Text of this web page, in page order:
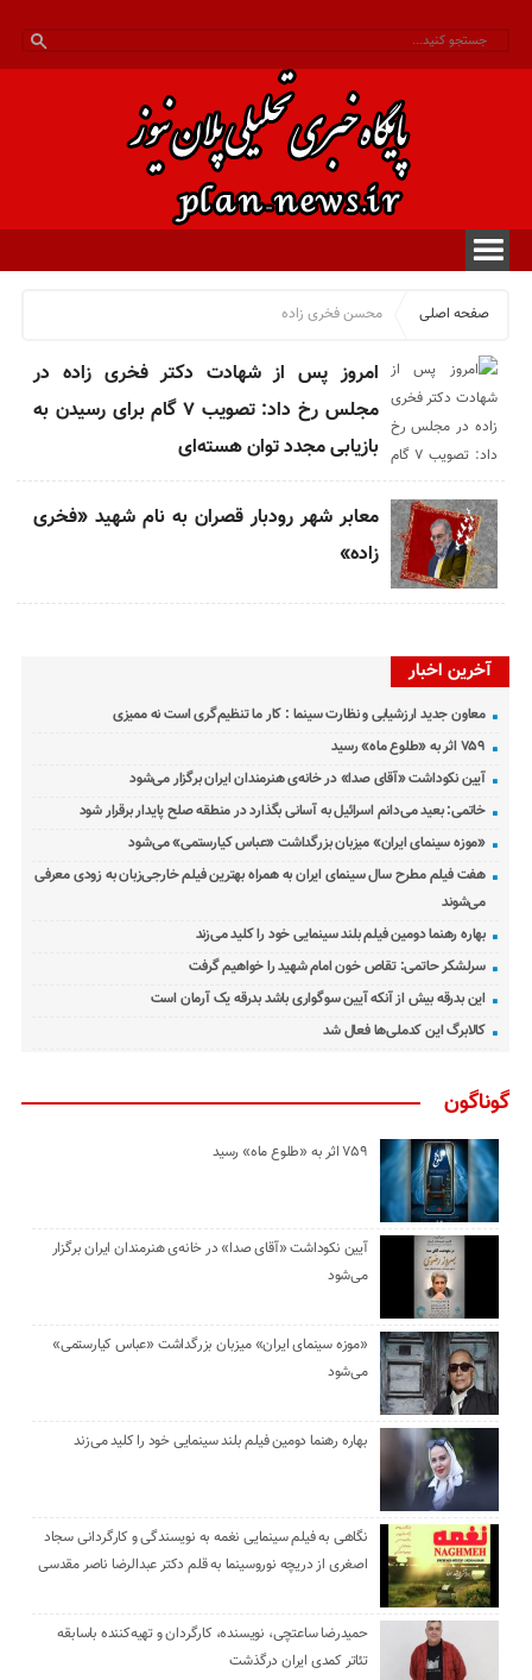
صفحه اصلی محسن فخری زاده
امروز پس از شهادت دکتر فخری زاده در
مجلس رخ داد: تصویب ۷ گام برای رسیدن به
بازیابی مجدد توان هسته‌ای
معابر شهر رودبار قصران به نام شهید «فخری
زاده»
آخرین اخبار
معاون جدید ارزشیابی و نظارت سینما : کار ما تنظیم‌گری است نه ممیزی
۷۵۹ اثر به «طلوع ماه» رسید
آیین نکوداشت «آقای صدا» در خانه‌ی هنرمندان ایران برگزار می‌شود
خاتمی: بعید می‌دانم اسرائیل به آسانی بگذارد در منطقه صلح پایدار برقرار شود
«موزه سینمای ایران» میزبان بزرگداشت «عباس کیارستمی» می‌شود
هفت فیلم مطرح سال سینمای ایران به همراه بهترین فیلم خارجی‌زبان به زودی معرفی
می‌شوند
بهاره رهنما دومین فیلم بلند سینمایی خود را کلید می‌زند
سرلشکر حاتمی: تقاص خون امام شهید را خواهیم گرفت
این بدرقه بیش از آنکه آیین سوگواری باشد بدرقه یک آرمان است
کالابرگ این کدملی‌ها فعال شد
گوناگون
۷۵۹ اثر به «طلوع ماه» رسید
آیین نکوداشت «آقای صدا» در خانه‌ی هنرمندان ایران برگزار
می‌شود
«موزه سینمای ایران» میزبان بزرگداشت «عباس کیارستمی»
می‌شود
بهاره رهنما دومین فیلم بلند سینمایی خود را کلید می‌زند
نگاهی به فیلم سینمایی نغمه به نویسندگی و کارگردانی سجاد
اصغری از دریچه نوروسینما به قلم دکتر عبدالرضا ناصر مقدسی
حمیدرضا ساعتچی، نویسنده، کارگردان و تهیه‌کننده باسابقه
تئاتر کمدی ایران درگذشت